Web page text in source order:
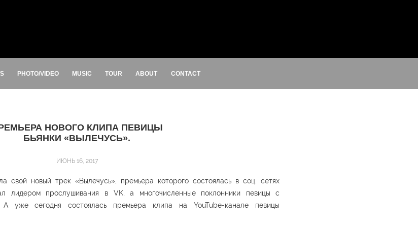
PHOTO/VIDEO MUSIC TOUR ABOUT CONTACT
НОВОГО КЛИПА ПЕВИЦЫ
БЬЯНКИ «ВЫЛЕЧУСЬ».
ИЮНЬ 16, 2017
свой новый трек «Вылечуcь», премьера которого состоялась в соц. сетях
лидером прослушивания в VK, а многочисленные поклонники певицы с
уже сегодня состоялась премьера клипа на YouTube-канале певицы